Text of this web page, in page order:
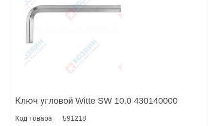
Ключ угловой Witte SW 10.0 430140000
Код товара — 591218